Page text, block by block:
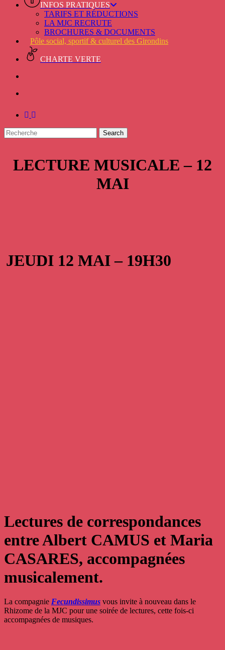
INFOS PRATIQUES
TARIFS ET RÉDUCTIONS
LA MJC RECRUTE
BROCHURES & DOCUMENTS
Pôle social, sportif & culturel des Girondins
CHARTE VERTE
facebook
instagram
Search
Search
LECTURE MUSICALE – 12
MAI
JEUDI 12 MAI – 19H30
Lectures de correspondances
entre Albert CAMUS et Maria
CASARES, accompagnées
musicalement.
La compagnie Fecundissimus vous invite à nouveau dans le
Rhizome de la MJC pour une soirée de lectures, cette fois-ci
accompagnées de musiques.